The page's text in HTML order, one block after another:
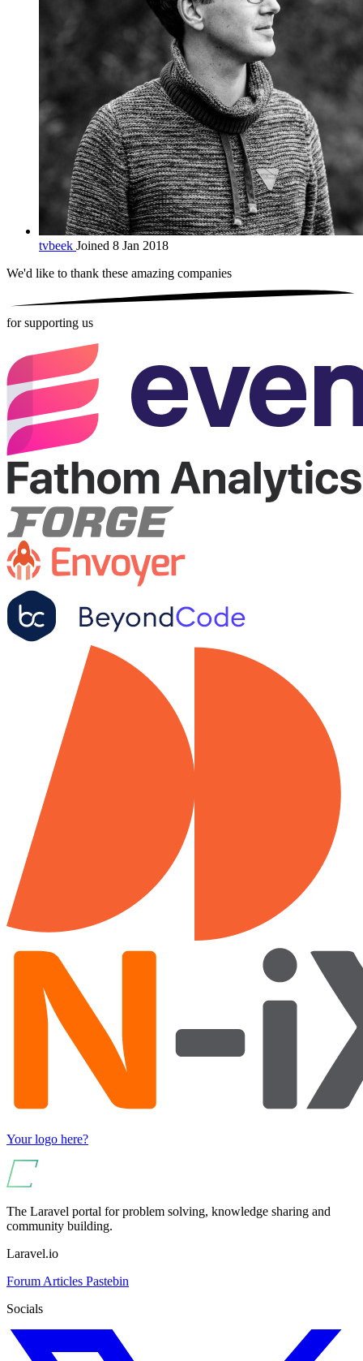
tvbeek Joined 8 Jan 2018
We'd like to thank these amazing companies
for supporting us
Your logo here?
The Laravel portal for problem solving, knowledge sharing and
community building.
Laravel.io
Forum Articles Pastebin
Socials